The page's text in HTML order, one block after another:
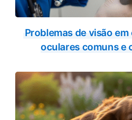
Problemas de visão
oculares comuns e